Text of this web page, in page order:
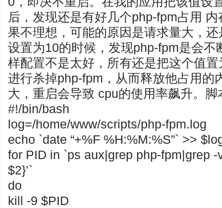
后，发现还是有好几个php-fpm占用
果不理想，可能的原因是请求量大，
设置为10的时候，发现php-fpm是会不
样配置不是太好，所有还是把这个值
进行杀掉php-fpm，从而释放他占用的
大，重启会导致 cpu的使用率飙升。脚
#!/bin/bash
log=/home/www/scripts/php-fpm.log
echo `date “+%F %H:%M:%S”` >>
for PID in `ps aux|grep php-fpm|grep -
$2}’`
do
kill -9 $PID